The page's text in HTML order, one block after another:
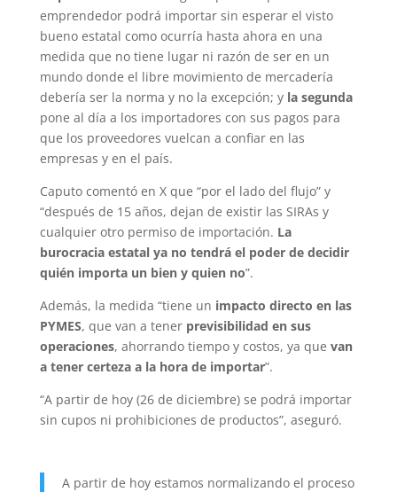
emprendedor podrá importar sin esperar el visto
bueno estatal como ocurría hasta ahora en una
medida que no tiene lugar ni razón de ser en un
mundo donde el libre movimiento de mercadería
debería ser la norma y no la excepción; y la segunda
pone al día a los importadores con sus pagos para
que los proveedores vuelcan a confiar en las
empresas y en el país.
Caputo comentó en X que “por el lado del flujo” y
“después de 15 años, dejan de existir las SIRAs y
cualquier otro permiso de importación. La
burocracia estatal ya no tendrá el poder de decidir
quién importa un bien y quien no”.
Además, la medida “tiene un impacto directo en las
PYMES, que van a tener previsibilidad en sus
operaciones, ahorrando tiempo y costos, ya que van
a tener certeza a la hora de importar”.
“A partir de hoy (26 de diciembre) se podrá importar
sin cupos ni prohibiciones de productos”, aseguró.
A partir de hoy estamos normalizando el proceso